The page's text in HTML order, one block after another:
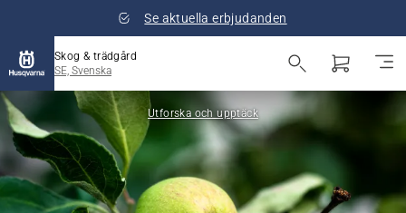
Se aktuella erbjudanden
Skog & trädgård
SE, Svenska
Utforska och upptäck